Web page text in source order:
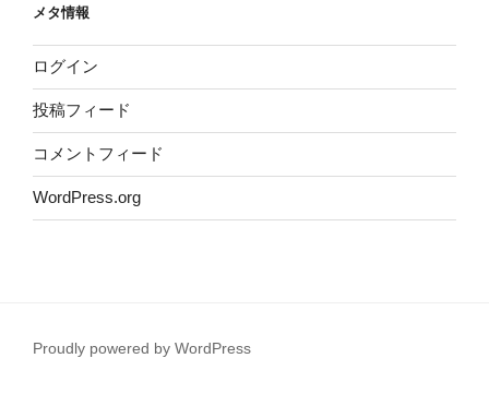
メタ情報
ログイン
投稿フィード
コメントフィード
WordPress.org
Proudly powered by WordPress